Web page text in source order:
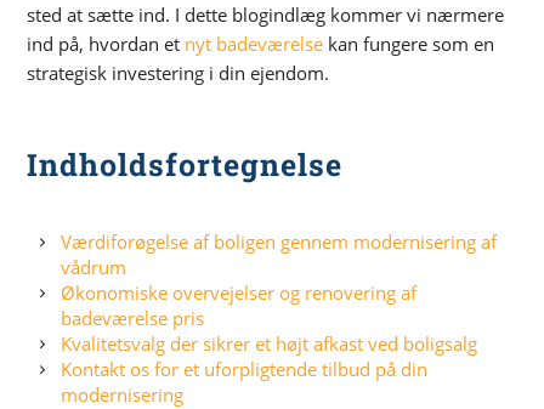
sted at sætte ind. I dette blogindlæg kommer vi nærmere
ind på, hvordan et nyt badeværelse kan fungere som en
strategisk investering i din ejendom.
Indholdsfortegnelse
Værdiforøgelse af boligen gennem modernisering af
vådrum
Økonomiske overvejelser og renovering af
badeværelse pris
Kvalitetsvalg der sikrer et højt afkast ved boligsalg
Kontakt os for et uforpligtende tilbud på din
modernisering